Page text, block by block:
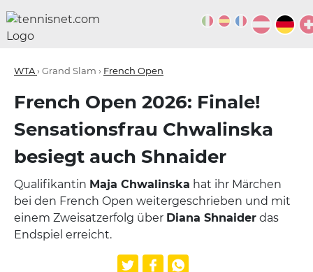
WTA› Grand Slam › French Open
French Open 2026: Finale!
Sensationsfrau Chwalinska
besiegt auch Shnaider
Qualifikantin Maja Chwalinska hat ihr Märchen
bei den French Open weitergeschrieben und mit
einem Zweisatzerfolg über Diana Shnaider das
Endspiel erreicht.